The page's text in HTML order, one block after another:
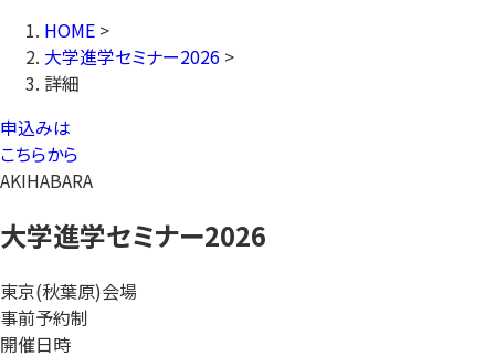
HOME >
大学進学セミナー2026 >
詳細
申込みは
こちらから
AKIHABARA
大学進学セミナー2026
東京(秋葉原)会場
事前予約制
開催日時